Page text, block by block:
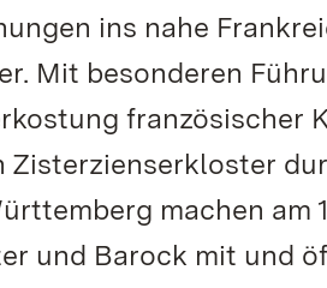
ins nahe
Mit besonderen
französischer
machen am
und Barock mit und